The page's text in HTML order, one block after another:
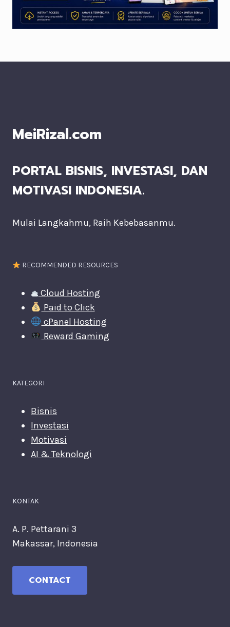
MeiRizal.com
PORTAL BISNIS, INVESTASI, DAN
MOTIVASI INDONESIA.
Mulai Langkahmu, Raih Kebebasanmu.
RECOMMENDED RESOURCES
Cloud Hosting
Paid to Click
cPanel Hosting
Reward Gaming
KATEGORI
Bisnis
Investasi
Motivasi
AI & Teknologi
KONTAK
A. P. Pettarani 3
Makassar, Indonesia
CONTACT